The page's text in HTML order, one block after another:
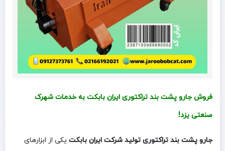
فروش جارو پشت بند تراکتوری ایران بابکت به خدمات شهرک
صنعتی یزد!
جارو پشت بند تراکتوری تولید شرکت ایران بابکت یکی از ابزارهای